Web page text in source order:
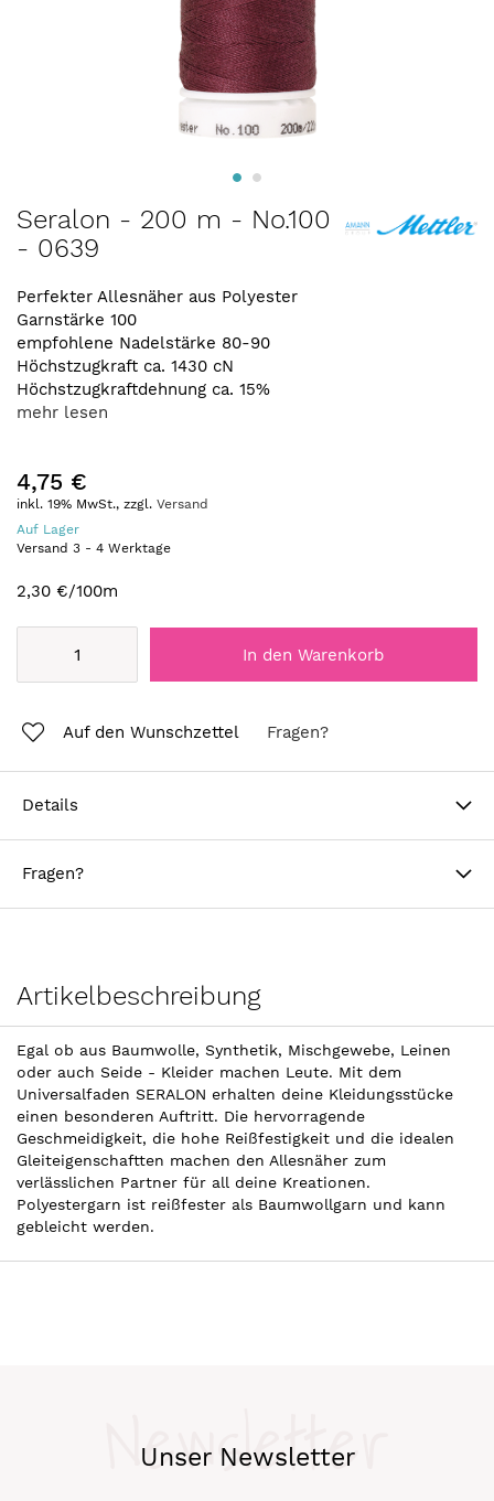
Anfang
der
springen
Seralon - 200 m - No.100
- 0639
Perfekter Allesnäher aus Polyester
Garnstärke 100
empfohlene Nadelstärke 80-90
Höchstzugkraft ca. 1430 cN
Höchstzugkraftdehnung ca. 15%
mehr lesen
4,75 €
inkl. 19% MwSt., zzgl. Versand
Auf Lager
Versand 3 - 4 Werktage
2,30 €/100m
In den Warenkorb
Auf den Wunschzettel Fragen?
Details
Fragen?
Artikelbeschreibung
Egal ob aus Baumwolle, Synthetik, Mischgewebe, Leinen
oder auch Seide - Kleider machen Leute. Mit dem
Universalfaden SERALON erhalten deine Kleidungsstücke
einen besonderen Auftritt. Die hervorragende
Geschmeidigkeit, die hohe Reißfestigkeit und die idealen
Gleiteigenschaftten machen den Allesnäher zum
verlässlichen Partner für all deine Kreationen.
Polyestergarn ist reißfester als Baumwollgarn und kann
gebleicht werden.
Unser Newsletter
Newsletter